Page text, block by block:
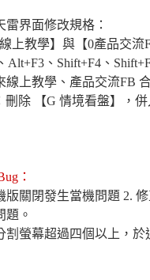
雷界面修改規格：
上教學】與【0產品交
Alt+F3、Shift+F4、
線上教學、產品交流FB
刪除 【G 情境看盤】，
：
版關閉發生當機問題 2.
題。
割螢幕超過四個以上，